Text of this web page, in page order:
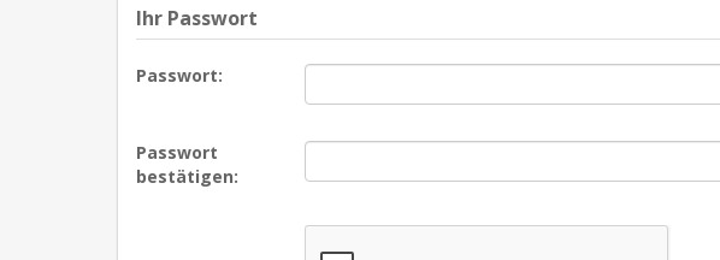
Ihr Passwort
Passwort:
Passwort
bestätigen: